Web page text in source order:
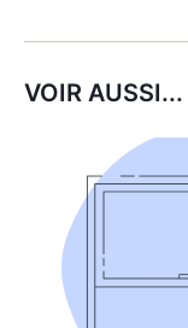
VOIR AUSSI...